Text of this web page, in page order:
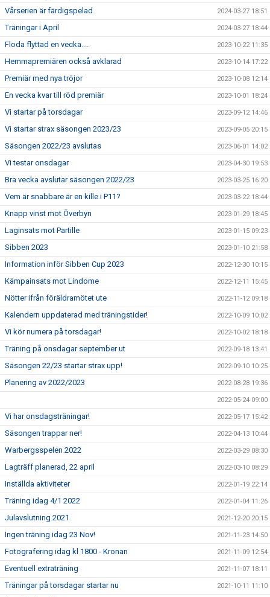
Vårserien är färdigspelad 2024-03-27 18:51
Träningar i April 2024-03-27 18:44
Floda flyttad en vecka.... 2023-10-22 11:35
Hemmapremiären också avklarad 2023-10-14 17:22
Premiär med nya tröjor 2023-10-08 12:14
En vecka kvar till röd premiär 2023-10-01 18:24
Vi startar på torsdagar 2023-09-12 14:46
Vi startar strax säsongen 2023/23 2023-09-05 20:15
Säsongen 2022/23 avslutas 2023-06-01 14:02
Vi testar onsdagar 2023-04-30 19:53
Bra vecka avslutar säsongen 2022/23 2023-03-25 16:20
Vem är snabbare är en kille i P11? 2023-03-22 18:44
Knapp vinst mot Överbyn 2023-01-29 18:45
Laginsats mot Partille 2023-01-15 09:23
Sibben 2023 2023-01-10 21:58
Information inför Sibben Cup 2023 2022-12-30 10:15
Kämpainsats mot Lindome 2022-12-11 15:45
Nötter ifrån föräldramötet ute 2022-11-12 09:18
Kalendern uppdaterad med träningstider! 2022-10-09 10:02
Vi kör numera på torsdagar! 2022-10-02 18:18
Träning på onsdagar september ut 2022-09-18 13:41
Säsongen 22/23 startar strax upp! 2022-09-10 10:25
Planering av 2022/2023 2022-08-28 19:36
2022-05-24 09:00
Vi har onsdagsträningar! 2022-05-17 15:42
Säsongen trappar ner! 2022-04-13 10:44
Warbergsspelen 2022 2022-03-29 08:30
Lagträff planerad, 22 april 2022-03-10 08:29
Inställda aktiviteter 2022-01-19 22:14
Träning idag 4/1 2022 2022-01-04 11:26
Julavslutning 2021 2021-12-20 20:15
Ingen träning idag 23 Nov! 2021-11-23 14:50
Fotografering idag kl 1800 - Kronan 2021-11-09 12:54
Eventuell extraträning 2021-11-07 18:11
Träningar på torsdagar startar nu 2021-10-11 11:10